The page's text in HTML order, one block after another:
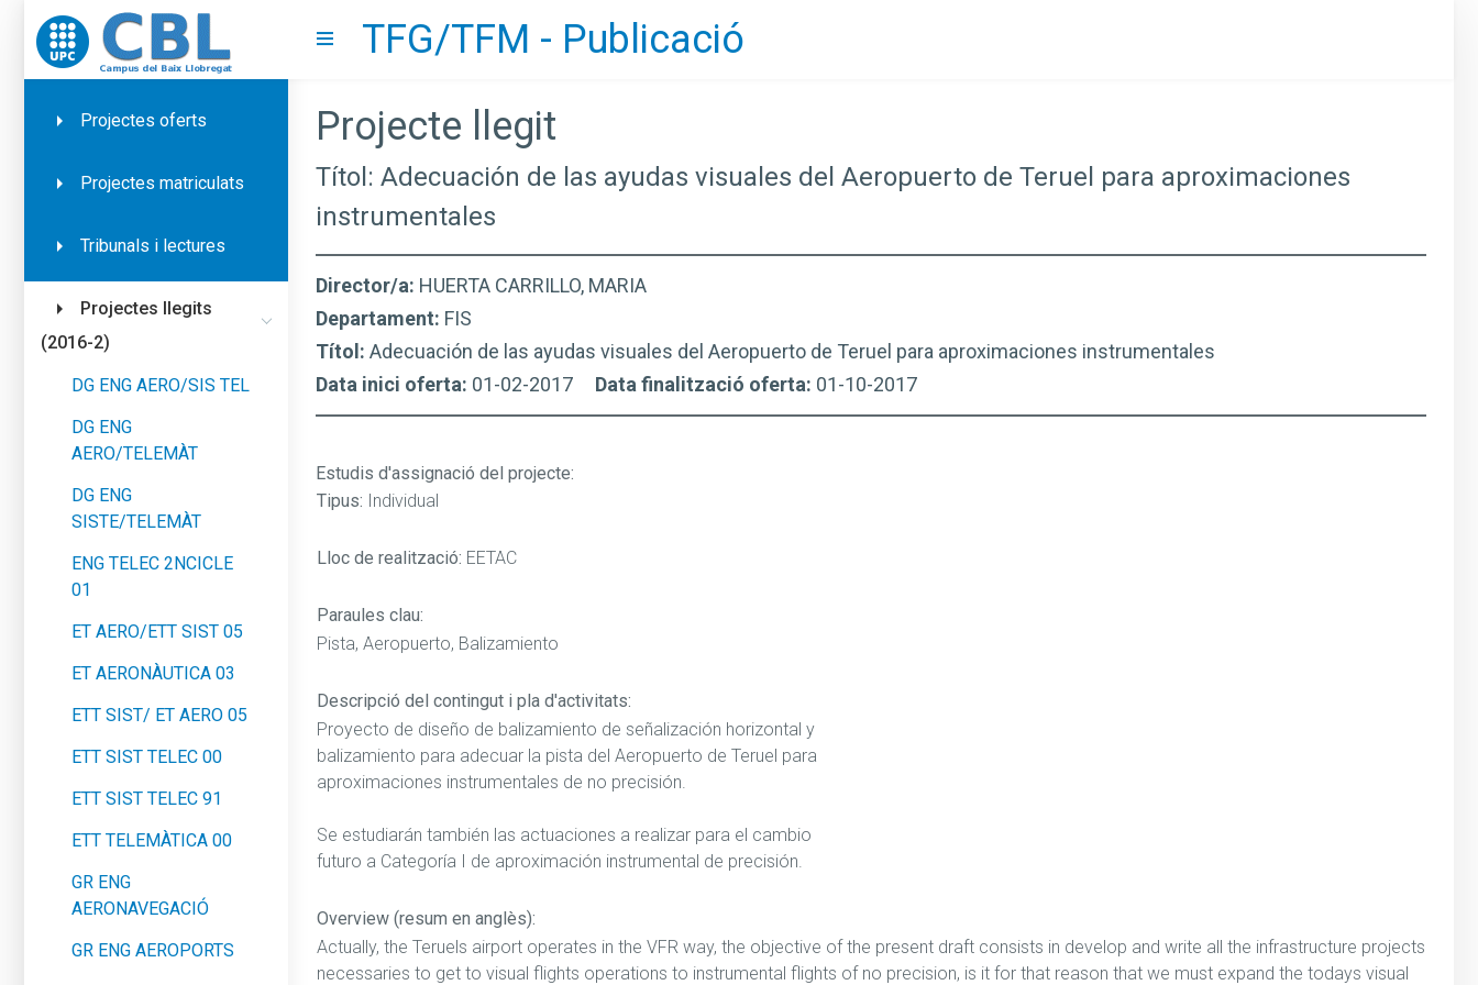
Go to upc.edu Show menuTFG/TFM - Publicació
Projectes oferts
Projectes matriculats
Tribunals i lectures
Projectes llegits
(2016-2)
DG ENG AERO/SIS TEL
DG ENG
AERO/TELEMÀT
DG ENG
SISTE/TELEMÀT
ENG TELEC 2NCICLE
01
ET AERO/ETT SIST 05
ET AERONÀUTICA 03
ETT SIST/ ET AERO 05
ETT SIST TELEC 00
ETT SIST TELEC 91
ETT TELEMÀTICA 00
GR ENG
AERONAVEGACIÓ
GR ENG AEROPORTS
Projecte llegit
Títol: Adecuación de las ayudas visuales del Aeropuerto de Teruel para aproximaciones
instrumentales
Director/a: HUERTA CARRILLO, MARIA
Departament: FIS
Títol: Adecuación de las ayudas visuales del Aeropuerto de Teruel para aproximaciones instrumentales
Data inici oferta: 01-02-2017 Data finalització oferta: 01-10-2017
Estudis d'assignació del projecte:
Tipus: Individual
Lloc de realització: EETAC
Paraules clau:
Pista, Aeropuerto, Balizamiento
Descripció del contingut i pla d'activitats:
Proyecto de diseño de balizamiento de señalización horizontal y
balizamiento para adecuar la pista del Aeropuerto de Teruel para
aproximaciones instrumentales de no precisión.
Se estudiarán también las actuaciones a realizar para el cambio
futuro a Categoría I de aproximación instrumental de precisión.
Overview (resum en anglès):
Actually, the Teruels airport operates in the VFR way, the objective of the present draft consists in develop and write all the infrastructure projects
necessaries to get to visual flights operations to instrumental flights of no precision, is it for that reason that we must expand the todays visual